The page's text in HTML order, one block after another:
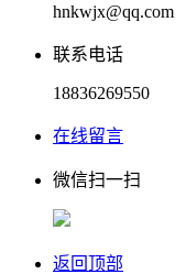
hnkwjx@qq.com
联系电话
18836269550
在线留言
微信扫一扫
返回顶部